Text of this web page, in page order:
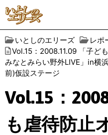
いとしのエリーズ
レポ
Vol.15：2008.11.09 「子ど
みなとみらい野外LIVE」in横
前)仮設ステージ
Vol.15：
も虐待防止